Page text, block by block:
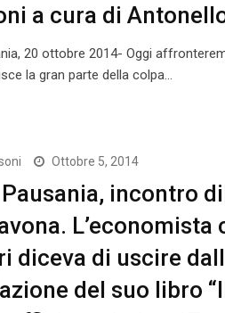
a cura di
20 ottobre 2014- Oggi
la gran parte della colpa…
Ottobre 5, 2014
incontro
L’economista
diceva di uscire
del suo libro